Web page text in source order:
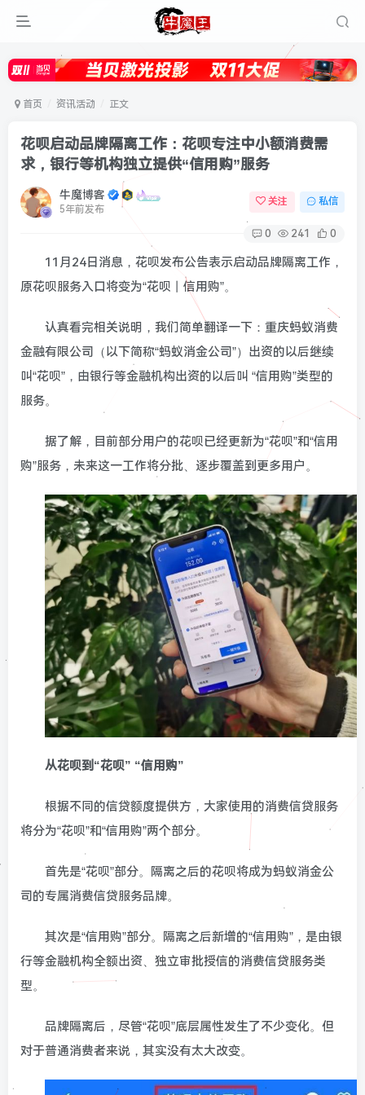
首页 资讯活动 正文
花呗启动品牌隔离工作：花呗专注中小额消费需
求，银行等机构独立提供“信用购”服务
牛魔博客
5年前发布
关注 私信
0 241 0
11月24日消息，花呗发布公告表示启动品牌隔离工作，
原花呗服务入口将变为“花呗丨信用购”。
认真看完相关说明，我们简单翻译一下：重庆蚂蚁消费
金融有限公司（以下简称“蚂蚁消金公司”）出资的以后继续
叫“花呗”，由银行等金融机构出资的以后叫 “信用购”类型的
服务。
据了解，目前部分用户的花呗已经更新为“花呗”和“信用
购”服务，未来这一工作将分批、逐步覆盖到更多用户。
从花呗到“花呗” “信用购”
根据不同的信贷额度提供方，大家使用的消费信贷服务
将分为“花呗”和“信用购”两个部分。
首先是“花呗”部分。隔离之后的花呗将成为蚂蚁消金公
司的专属消费信贷服务品牌。
其次是“信用购”部分。隔离之后新增的“信用购”，是由银
行等金融机构全额出资、独立审批授信的消费信贷服务类
型。
品牌隔离后，尽管“花呗”底层属性发生了不少变化。但
对于普通消费者来说，其实没有太大改变。